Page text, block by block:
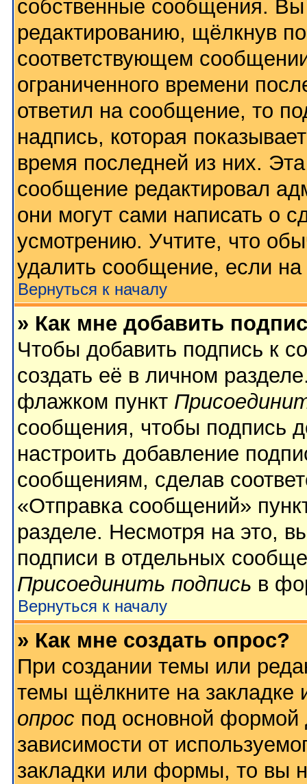
собственные сообщения.
редактированию, щёлкнув
соответствующем
ограниченного времени
ответил на сообщение, то
надпись, которая
время последней из них.
сообщение редактировал
они могут сами написать о
усмотрению. Учтите, что
удалить сообщение, если на
Вернуться к началу
» Как мне добавить
Чтобы добавить подпись к
создать её в личном
флажком пункт
сообщения, чтобы подпись
настроить добавление
сообщениям, сделав
«Отправка сообщений»
разделе. Несмотря на это,
подписи в отдельных
Присоединить подпись в
Вернуться к началу
» Как мне создать опрос?
При создании темы или
темы щёлкните на
опрос под основной формой
зависимости от
закладки или формы, то вы